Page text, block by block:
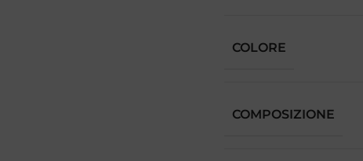
COLORE
COMPOSIZIONE